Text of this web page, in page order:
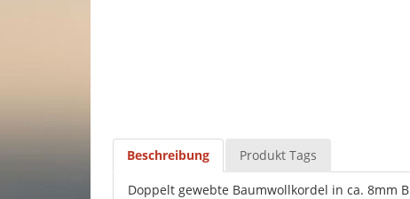
Beschreibung Produkt Tags
Doppelt gewebte Baumwollkordel in ca. 8mm